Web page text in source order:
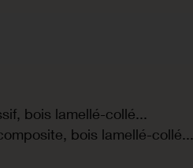
bois lamellé-collé...
bois lamellé-collé...